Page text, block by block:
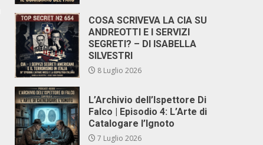
COSA SCRIVEVA LA CIA SU
ANDREOTTI E I SERVIZI
SEGRETI? – DI ISABELLA
SILVESTRI
8 Luglio 2026
L’Archivio dell’Ispettore Di
Falco | Episodio 4: L’Arte di
Catalogare l’Ignoto
7 Luglio 2026